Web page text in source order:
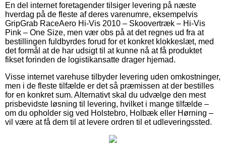
En del internet foretagender tilsiger levering på næste
hverdag på de fleste af deres varenumre, eksempelvis
GripGrab RaceAero Hi-Vis 2010 – Skoovertræk – Hi-Vis
Pink – One Size, men vær obs på at det regnes ud fra at
bestillingen fuldbyrdes forud for et konkret klokkeslæt, med
det formål at de har udsigt til at kunne nå at få produktet
fikset forinden de logistikansatte drager hjemad.
Visse internet varehuse tilbyder levering uden omkostninger,
men i de fleste tilfælde er det så præmissen at der bestilles
for en konkret sum. Alternativt skal du udvælge den mest
prisbevidste løsning til levering, hvilket i mange tilfælde –
om du opholder sig ved Holstebro, Holbæk eller Hørning –
vil være at få dem til at levere ordren til et udleveringssted.